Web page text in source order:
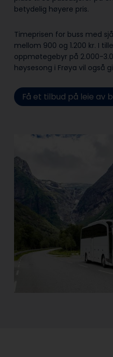
betydelig høyere pris.
Timeprisen for buss med
mellom 900 og 1.200 kr. I
oppmøtegebyr på 2.000-
høysesong i Frøya vil også
Få et tilbud på leie av